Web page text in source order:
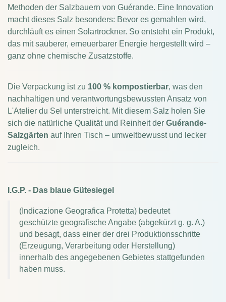
Methoden der Salzbauern von Guérande. Eine Innovation
macht dieses Salz besonders: Bevor es gemahlen wird,
durchläuft es einen Solartrockner. So entsteht ein Produkt,
das mit sauberer, erneuerbarer Energie hergestellt wird –
ganz ohne chemische Zusatzstoffe.
Die Verpackung ist zu 100 % kompostierbar, was den
nachhaltigen und verantwortungsbewussten Ansatz von
L'Atelier du Sel unterstreicht. Mit diesem Salz holen Sie
sich die natürliche Qualität und Reinheit der Guérande-
Salzgärten auf Ihren Tisch – umweltbewusst und lecker
zugleich.
I.G.P. - Das blaue Gütesiegel
(Indicazione Geografica Protetta) bedeutet
geschützte geografische Angabe (abgekürzt g. g. A.)
und besagt, dass einer der drei Produktionsschritte
(Erzeugung, Verarbeitung oder Herstellung)
innerhalb des angegebenen Gebietes stattgefunden
haben muss.